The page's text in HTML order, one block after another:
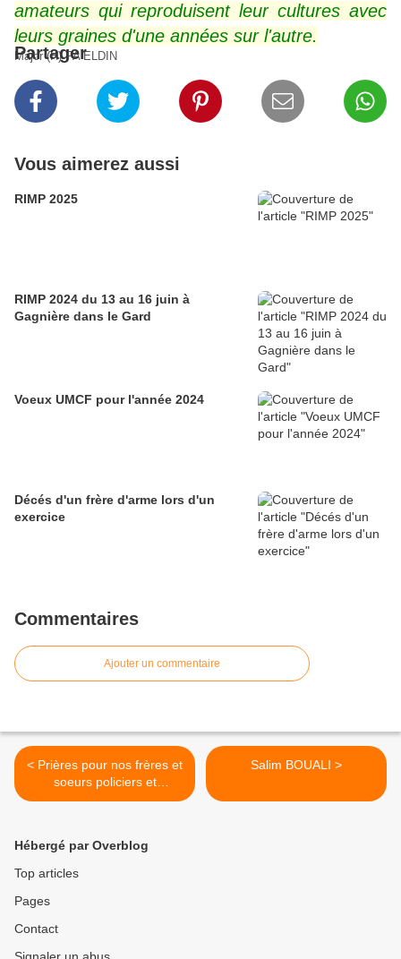
amateurs qui reproduisent leur cultures avec
leurs graines d'une années sur l'autre.
Major (H) PA ELDIN
Partager
Vous aimerez aussi
RIMP 2025
RIMP 2024 du 13 au 16 juin à
Gagnière dans le Gard
Voeux UMCF pour l'année 2024
Décés d'un frère d'arme lors d'un
exercice
Commentaires
Ajouter un commentaire
< Prières pour nos frères et
soeurs policiers et
gendarmes
Salim BOUALI >
Hébergé par Overblog
Top articles
Pages
Contact